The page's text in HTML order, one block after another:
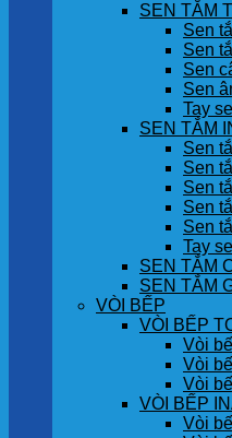
SEN TẮM
Sen
Sen
Sen
Sen
Tay
SEN TẮM
Sen
Sen
Sen
Sen
Sen
Tay
SEN TẮM
SEN TẮM
VÒI BẾP
VÒI BẾP
Vòi
Vòi
Vòi
VÒI BẾP
Vòi